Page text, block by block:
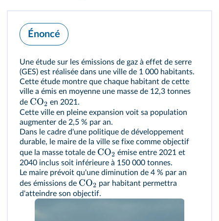
Énoncé
Une étude sur les émissions de gaz à effet de serre
(GES) est réalisée dans une ville de 1 000 habitants.
Cette étude montre que chaque habitant de cette
ville a émis en moyenne une masse de 12,3 tonnes
de CO2 en 2021.
Cette ville en pleine expansion voit sa population
augmenter de 2,5 % par an.
Dans le cadre d'une politique de développement
durable, le maire de la ville se fixe comme objectif
que la masse totale de CO2 émise entre 2021 et
2040 inclus soit inférieure à 150 000 tonnes.
Le maire prévoit qu'une diminution de 4 % par an
des émissions de CO2 par habitant permettra
d'atteindre son objectif.